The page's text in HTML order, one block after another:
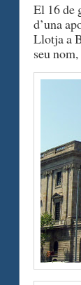
El 16 de
d’una
Llotja a
seu